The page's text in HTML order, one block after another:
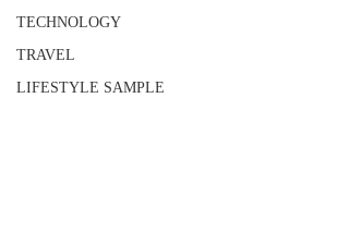
TECHNOLOGY
TRAVEL
LIFESTYLE SAMPLE